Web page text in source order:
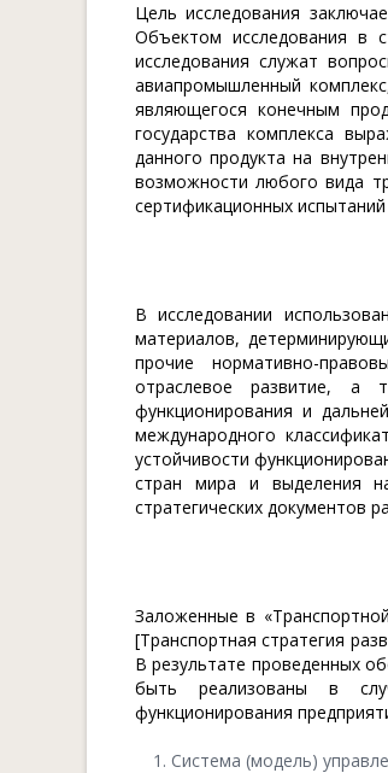
Цель исследования
Объектом исследования в
исследования служат
авиапромышленный
являющегося конечным
государства комплекса
данного продукта на
возможности любого вида
сертификационных
В исследовании
материалов,
прочие нормативно-
отраслевое развитие, а
функционирования и
международного
устойчивости
стран мира и выделения
стратегических документов
Заложенные в
[Транспортная стратегия
В результате проведенных
быть реализованы в
функционирования
Система (модель)